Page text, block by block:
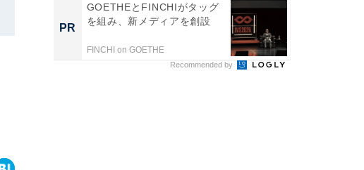
PR
GOETHEとFINCHIがタッグ
を組み、新メディアを創設
FINCHI on GOETHE
Recommended by